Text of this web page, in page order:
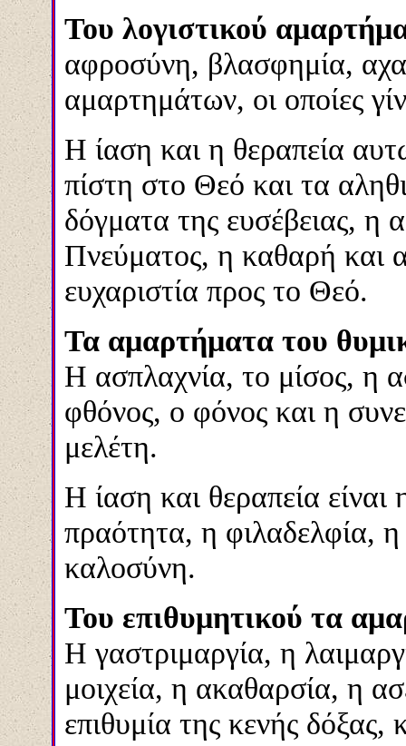
Του λογιστικού
αφροσύνη, βλασφημία,
αμαρτημάτων, οι οποίες
Η ίαση και η θεραπεία
πίστη στο Θεό και τα
δόγματα της ευσέβειας, η
Πνεύματος, η καθαρή και
ευχαριστία προς το Θεό.
Τα αμαρτήματα του
Η ασπλαχνία, το μίσος, η
φθόνος, ο φόνος και η
μελέτη.
Η ίαση και θεραπεία
πραότητα, η φιλαδελφία,
καλοσύνη.
Του επιθυμητικού τα
Η γαστριμαργία, η
μοιχεία, η ακαθαρσία, η
επιθυμία της κενής δόξας,